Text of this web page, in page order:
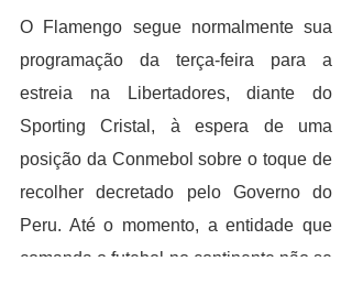
O Flamengo segue normalmente sua
programação da terça-feira para a
estreia na Libertadores, diante do
Sporting Cristal, à espera de uma
posição da Conmebol sobre o toque de
recolher decretado pelo Governo do
Peru. Até o momento, a entidade que
comanda o futebol no continente não se